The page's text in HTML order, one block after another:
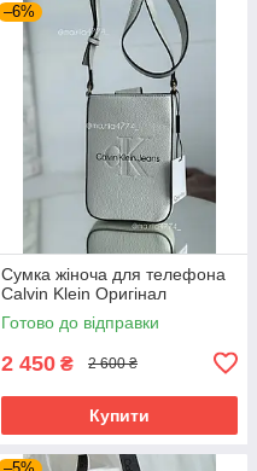
–6%
Сумка жіноча для телефона
Calvin Klein Оригінал
Готово до відправки
2 450 ₴ 2 600 ₴
Купити